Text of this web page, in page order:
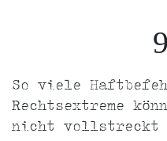
So viele
Rechtsextreme
nicht vollstreckt